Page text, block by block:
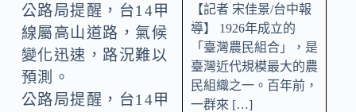
公路局提醒，台14甲
線屬高山道路，氣候
變化迅速，路況難以
預測。
公路局提醒，台14甲
【記者 宋佳景/台中報
導】 1926年成立的
「臺灣農民組合」，是
臺灣近代規模最大的農
民組織之一。百年前，
一群來 […]